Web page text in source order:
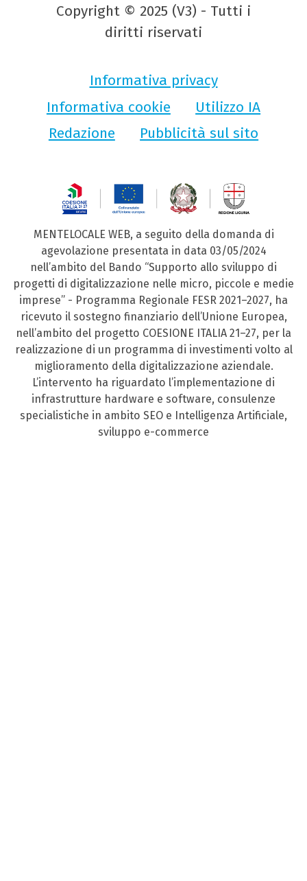
Copyright © 2025 (V3) - Tutti i
diritti riservati
Informativa privacy
Informativa cookie
Utilizzo IA
Redazione
Pubblicità sul sito
MENTELOCALE WEB, a seguito della domanda di
agevolazione presentata in data 03/05/2024
nell’ambito del Bando “Supporto allo sviluppo di
progetti di digitalizzazione nelle micro, piccole e medie
imprese” - Programma Regionale FESR 2021–2027, ha
ricevuto il sostegno finanziario dell’Unione Europea,
nell’ambito del progetto COESIONE ITALIA 21–27, per la
realizzazione di un programma di investimenti volto al
miglioramento della digitalizzazione aziendale.
L’intervento ha riguardato l’implementazione di
infrastrutture hardware e software, consulenze
specialistiche in ambito SEO e Intelligenza Artificiale,
sviluppo e-commerce